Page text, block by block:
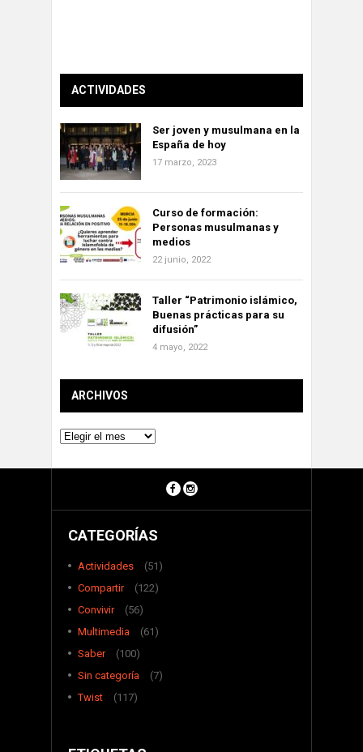
ACTIVIDADES
Ser joven y musulmana en la
España de hoy
17 marzo, 2023
Curso de formación:
Personas musulmanas y
medios
22 junio, 2022
Taller “Patrimonio islámico,
Buenas prácticas para su
difusión”
4 mayo, 2022
ARCHIVOS
Archivos
CATEGORÍAS
Actividades
(51)
Compartir
(122)
Convivir
(56)
Multimedia
(61)
Saber
(100)
Sin categoría
(7)
Twist
(117)